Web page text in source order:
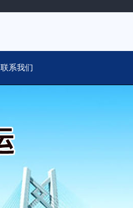
联系我们